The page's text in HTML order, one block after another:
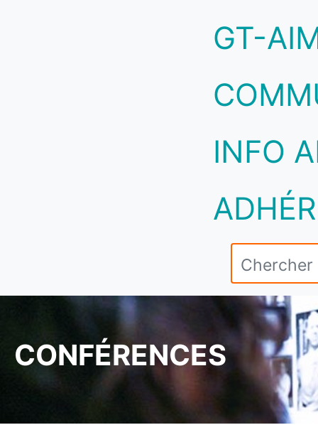
GT-
INFO
CONFÉRENCES